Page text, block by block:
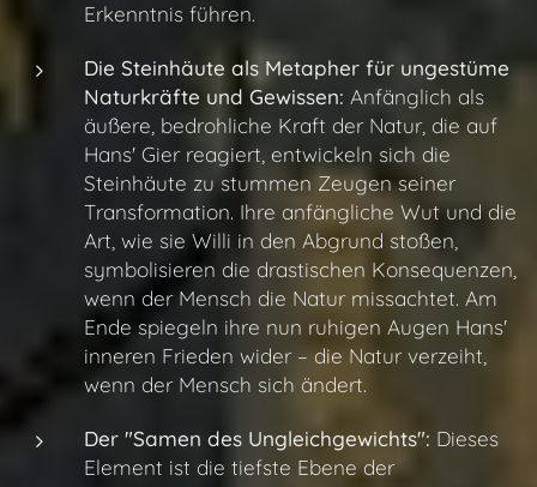
Erkenntnis führen.
Die Steinhäute als Metapher für ungestüme
Naturkräfte und Gewissen: Anfänglich als
äußere, bedrohliche Kraft der Natur, die auf
Hans' Gier reagiert, entwickeln sich die
Steinhäute zu stummen Zeugen seiner
Transformation. Ihre anfängliche Wut und die
Art, wie sie Willi in den Abgrund stoßen,
symbolisieren die drastischen Konsequenzen,
wenn der Mensch die Natur missachtet. Am
Ende spiegeln ihre nun ruhigen Augen Hans'
inneren Frieden wider – die Natur verzeiht,
wenn der Mensch sich ändert.
Der "Samen des Ungleichgewichts": Dieses
Element ist die tiefste Ebene der